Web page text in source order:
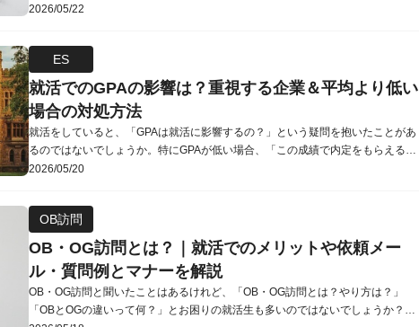
んな中で、「初任給と手取り・基本給って何が違う？」「大卒の初任給は、平均
は、初任給と手取り。基本給との違いや、大卒の初任給の平均額を紹介します。
さらに、初任給が高い業界・企業ラン...
2026/05/22
ES
就活でのGPAの影響は？重視する企業＆平均より低い
場合の対処方法
就活をしていると、「GPAは就活に影響するの？」という疑問を抱いたことがあ
るのではないでしょうか。特にGPAが低い場合、「この成績で内定をもらえるの
だろうか？」と不安に感じることもあるでしょう。本記事では、GPAが就活に与
て質問された際に面接官によい印象を与える回答方法も紹介しています。ぜひこ
の記事を読んでGPAに対...
2026/05/20
OB訪問
OB・OG訪問とは？｜就活でのメリットや依頼メー
ル・質問例とマナーを解説
OB・OG訪問と聞いたことはあるけれど、「OB・OG訪問とは？やり方は？」
「OBとOGの違いって何？」とお困りの就活生も多いのではないでしょうか？本